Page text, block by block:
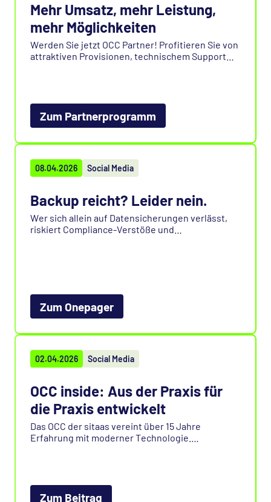
Mehr Umsatz, mehr Leistung,
mehr Möglichkeiten
Werden Sie jetzt OCC Partner! Profitieren Sie von
attraktiven Provisionen, technischem Support
skalieren Sie Ihr Business nachhaltig.
Zum Partnerprogramm
08.04.2026 Social Media
Backup reicht? Leider nein.
Wer sich allein auf Datensicherungen verlässt,
riskiert Compliance-Verstöße und
Zum Onepager
02.04.2026 Social Media
OCC inside: Aus der Praxis für
die Praxis entwickelt
Das OCC der sitaas vereint über 15 Jahre
Erfahrung mit moderner Technologie.
Was als Netmail-Archivlösung begann, hat sich
aus realen Anforderungen zu einer umfassenden
Zum Beitrag